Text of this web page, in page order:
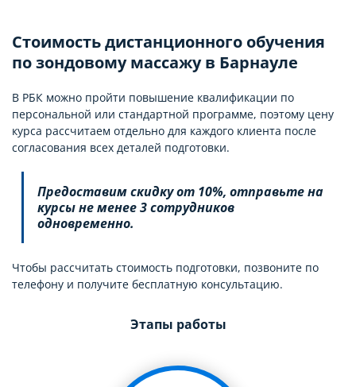
Стоимость дистанционного обучения
по зондовому массажу в Барнауле
В РБК можно пройти повышение квалификации по
персональной или стандартной программе, поэтому цену
курса рассчитаем отдельно для каждого клиента после
согласования всех деталей подготовки.
Предоставим скидку от 10%, отправьте на
курсы не менее 3 сотрудников
одновременно.
Чтобы рассчитать стоимость подготовки, позвоните по
телефону и получите бесплатную консультацию.
Этапы работы